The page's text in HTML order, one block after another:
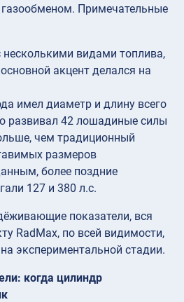
Примечательные
несколькими видами топлива,
акцент делался на
имел диаметр и длину всего
развивал 42 лошадиные силы
чем традиционный
размеров
более поздние
127 и 380 л.с.
показатели, вся
RadMax, по всей видимости,
экспериментальной стадии.
когда цилиндр